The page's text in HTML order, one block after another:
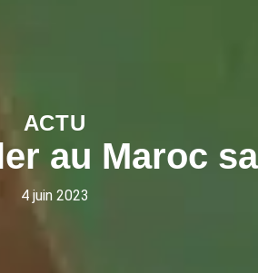
ACTU
au Maroc
4 juin 2023